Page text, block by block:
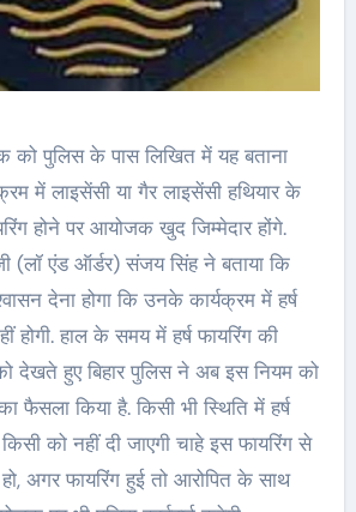
पुलिस के पास लिखित में यह बताना
में लाइसेंसी या गैर लाइसेंसी हथियार के
होने पर आयोजक खुद जिम्मेदार होंगे.
(लॉ एंड ऑर्डर) संजय सिंह ने बताया कि
देना होगा कि उनके कार्यक्रम में हर्ष
होगी. हाल के समय में हर्ष फायरिंग की
देखते हुए बिहार पुलिस ने अब इस नियम को
फैसला किया है. किसी भी स्थिति में हर्ष
को नहीं दी जाएगी चाहे इस फायरिंग से
अगर फायरिंग हुई तो आरोपित के साथ